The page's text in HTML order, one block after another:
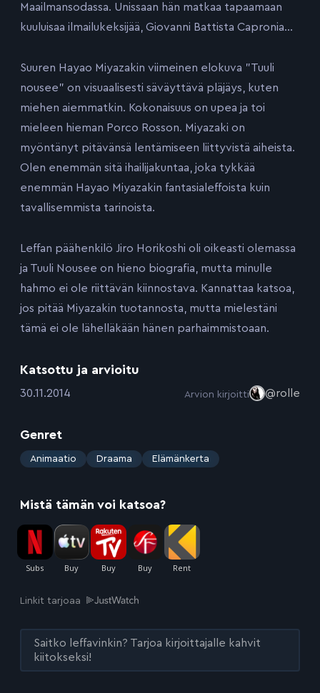
Maailmansodassa. Unissaan hän matkaa tapaamaan
kuuluisaa ilmailukeksijää, Giovanni Battista Capronia…
Suuren Hayao Miyazakin viimeinen elokuva ”Tuuli
nousee” on visuaalisesti säväyttävä pläjäys, kuten
miehen aiemmatkin. Kokonaisuus on upea ja toi
mieleen hieman Porco Rosson. Miyazaki on
myöntänyt pitävänsä lentämiseen liittyvistä aiheista.
Olen enemmän sitä ihailijakuntaa, joka tykkää
enemmän Hayao Miyazakin fantasialeffoista kuin
tavallisemmista tarinoista.
Leffan päähenkilö Jiro Horikoshi oli oikeasti olemassa
ja Tuuli Nousee on hieno biografia, mutta minulle
hahmo ei ole riittävän kiinnostava. Kannattaa katsoa,
jos pitää Miyazakin tuotannosta, mutta mielestäni
tämä ei ole lähelläkään hänen parhaimmistoaan.
Katsottu ja arvioitu
:30.11.2014 Arvion kirjoitti @rolle
Genret
: Animaatio Draama Elämänkerta
Mistä tämän voi katsoa?
Linkit tarjoaa
Saitko leffavinkin? Tarjoa kirjoittajalle kahvit
kiitokseksi!